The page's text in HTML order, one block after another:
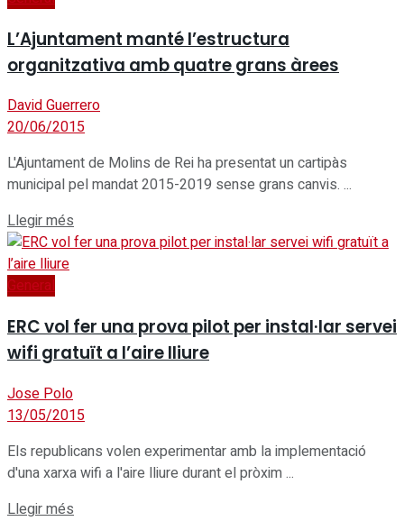
L’Ajuntament manté l’estructura
organitzativa amb quatre grans àrees
David Guerrero
20/06/2015
L'Ajuntament de Molins de Rei ha presentat un cartipàs
municipal pel mandat 2015-2019 sense grans canvis. ...
Llegir més
General
ERC vol fer una prova pilot per instal·lar servei
wifi gratuït a l’aire lliure
Jose Polo
13/05/2015
Els republicans volen experimentar amb la implementació
d'una xarxa wifi a l'aire lliure durant el pròxim ...
Llegir més